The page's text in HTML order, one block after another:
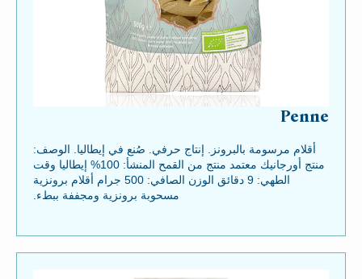
Penne
أقلام مرسومة بالبرونز. إنتاج حرفي. صُنع في إيطاليا. الوصف:
منتج أورجانيك معتمد منتج من القمح المنشأ: 100% إيطاليا وقت
الطهي: 9 دقائق الوزن الصافي: 500 جرام أقلام برونزية
مسحوبة برونزية ومجففة ببطء.